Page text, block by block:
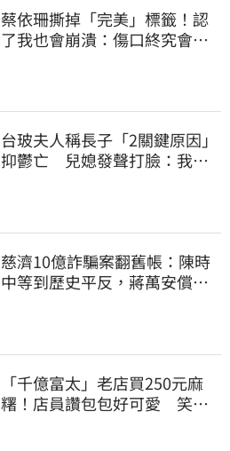
蔡依珊撕掉「完美」標籤！認
了我也會崩潰：傷口終究會癒
台玻夫人稱長子「2關鍵原因」
抑鬱亡 兒媳發聲打臉：我從
慈濟10億詐騙案翻舊帳：陳時
中等到歷史平反，蔣萬安償還
「千億富太」老店買250元麻
糬！店員讚包包好可愛 笑